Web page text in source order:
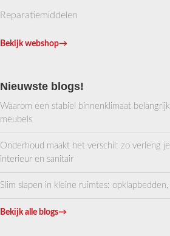
Reparatiemiddelen
Bekijk webshop→
Nieuwste blogs!
Waarom een stabiel binnenklimaat
meubels
Onderhoud maakt het verschil: zo verleng
interieur en sanitair
Slim slapen in kleine ruimtes:
Bekijk alle blogs→